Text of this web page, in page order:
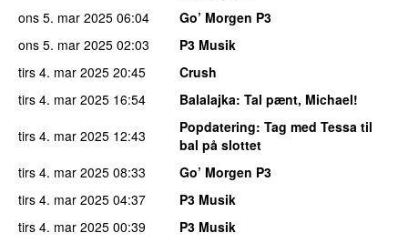
ons 5. mar 2025 06:04
Go’ Morgen P3
ons 5. mar 2025 02:03
P3 Musik
tirs 4. mar 2025 20:45
Crush
tirs 4. mar 2025 16:54 Balalajka: Tal pænt, Michael!
tirs 4. mar 2025 12:43 Popdatering: Tag med Tessa til
bal på slottet
tirs 4. mar 2025 08:33
Go’ Morgen P3
tirs 4. mar 2025 04:37
P3 Musik
tirs 4. mar 2025 00:39
P3 Musik